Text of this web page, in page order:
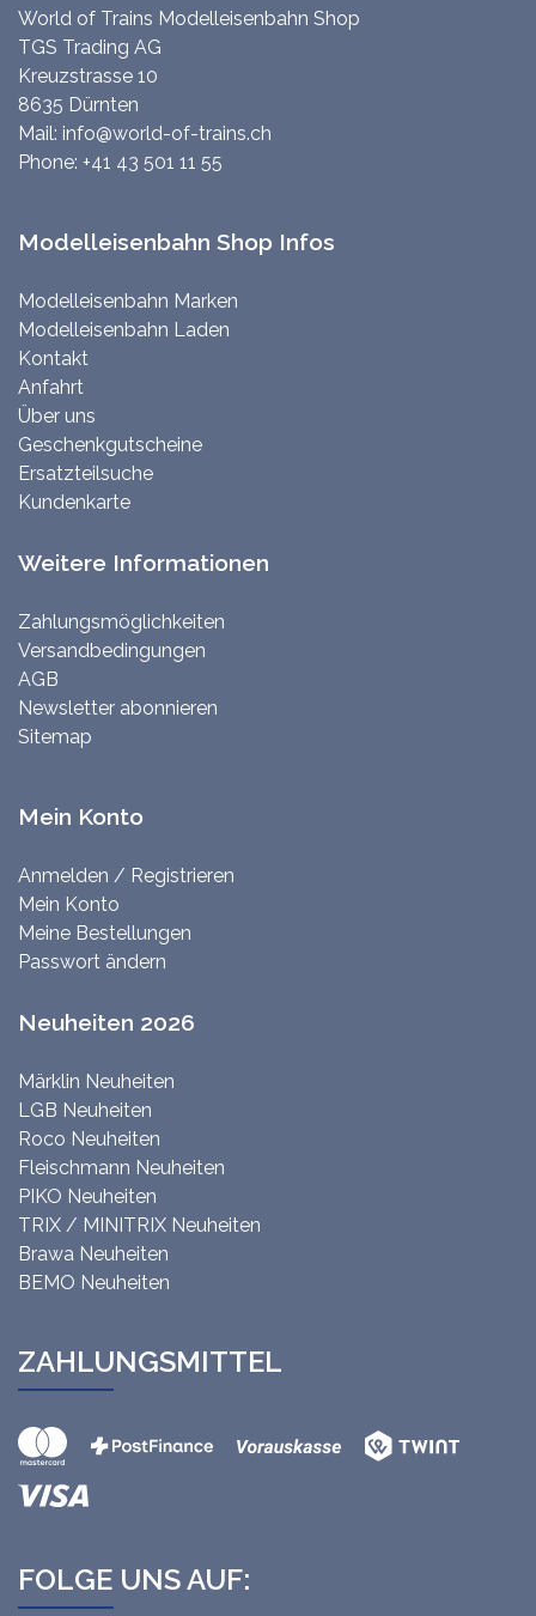
World of Trains Modelleisenbahn Shop
TGS Trading AG
Kreuzstrasse 10
8635 Dürnten
Mail: info@world-of-trains.ch
Phone: +41 43 501 11 55
Modelleisenbahn Shop Infos
Modelleisenbahn Marken
Modelleisenbahn Laden
Kontakt
Anfahrt
Über uns
Geschenkgutscheine
Ersatzteilsuche
Kundenkarte
Weitere Informationen
Zahlungsmöglichkeiten
Versandbedingungen
AGB
Newsletter abonnieren
Sitemap
Mein Konto
Anmelden / Registrieren
Mein Konto
Meine Bestellungen
Passwort ändern
Neuheiten 2026
Märklin Neuheiten
LGB Neuheiten
Roco Neuheiten
Fleischmann Neuheiten
PIKO Neuheiten
TRIX / MINITRIX Neuheiten
Brawa Neuheiten
BEMO Neuheiten
ZAHLUNGSMITTEL
FOLGE UNS AUF: